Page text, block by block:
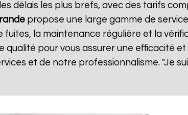
délais les plus brefs, avec des tarifs
propose une large gamme de
fuites, la maintenance régulière et la
qualité pour vous assurer une efficacité
et de notre professionnalisme. "Je